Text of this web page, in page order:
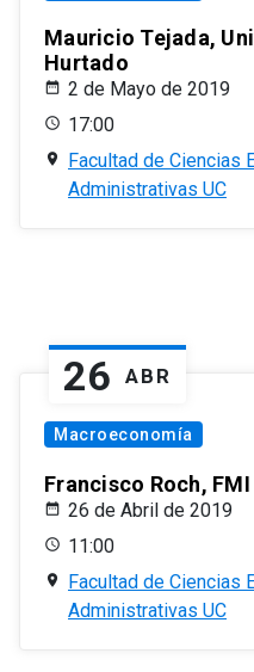
Mauricio Tejada,
Hurtado
2 de Mayo de 2019
17:00
Facultad de Ciencias
Administrativas UC
26 ABR
Macroeconomía
Francisco Roch, FMI
26 de Abril de 2019
11:00
Facultad de Ciencias
Administrativas UC